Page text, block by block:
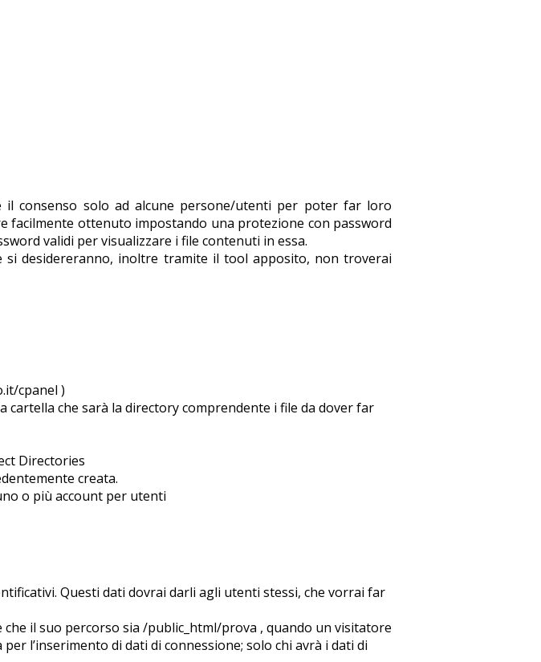
consenso solo ad alcune persone/utenti per poter far loro
facilmente ottenuto impostando una protezione con password
validi per visualizzare i file contenuti in essa.
desidereranno, inoltre tramite il tool apposito, non troverai
cpanel )
cartella che sarà la directory comprendente i file da dover far
Directories
creata.
o più account per utenti
Questi dati dovrai darli agli utenti stessi, che vorrai far
il suo percorso sia /public_html/prova , quando un visitatore
l’inserimento di dati di connessione; solo chi avrà i dati di